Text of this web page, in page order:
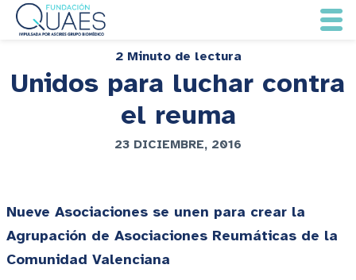
2 Minuto de lectura
Unidos para luchar contra
el reuma
23 DICIEMBRE, 2016
Nueve Asociaciones se unen para crear la
Agrupación de Asociaciones Reumáticas de la
Comunidad Valenciana